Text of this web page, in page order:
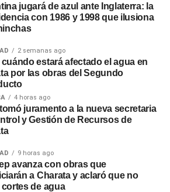
jugará de azul ante Inglaterra: la
con 1986 y 1998 que ilusiona
2 semanas ago
cuándo estará afectado el agua en
por las obras del Segundo
4 horas ago
juramento a la nueva secretaria
y Gestión de Recursos de
9 horas ago
avanza con obras que
a Charata y aclaró que no
cortes de agua